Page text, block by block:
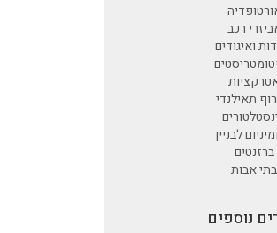
רכב
ואיגודים
תאילנדי
לבניין
ברזנטים
בתי אבות
נוספים